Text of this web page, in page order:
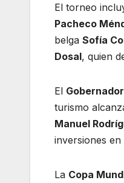
El torneo
Pacheco
belga Sofía
Dosal, quien
El Gobernador
turismo
Manuel
inversiones
La Copa